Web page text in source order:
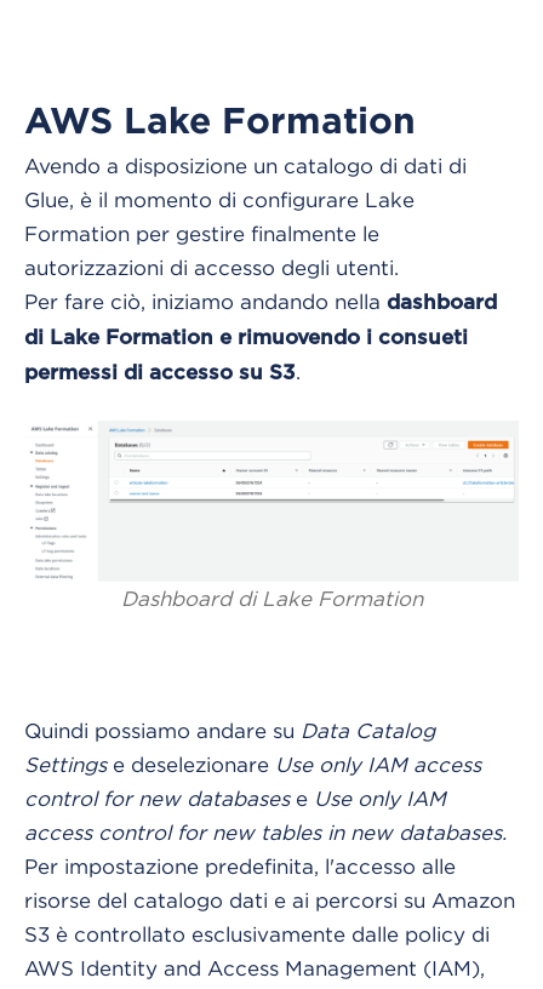
AWS Lake Formation
Avendo a disposizione un catalogo di dati di
Glue, è il momento di configurare Lake
Formation per gestire finalmente le
autorizzazioni di accesso degli utenti.
Per fare ciò, iniziamo andando nella dashboard
di Lake Formation e rimuovendo i consueti
permessi di accesso su S3.
Dashboard di Lake Formation
Quindi possiamo andare su Data Catalog
Settingse deselezionare Use only IAM access
control for new databases e Use only IAM
access control for new tables in new databases.
Per impostazione predefinita, l'accesso alle
risorse del catalogo dati e ai percorsi su Amazon
S3 è controllato esclusivamente dalle policy di
AWS Identity and Access Management (IAM),